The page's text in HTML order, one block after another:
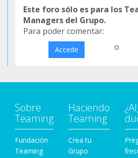
Este foro sólo es para los
Managers del Grupo.
Para poder comentar:
Accede o
Sobre
Teaming
Fundación
Teaming
Haciendo
Teaming
Crea tu
Grupo